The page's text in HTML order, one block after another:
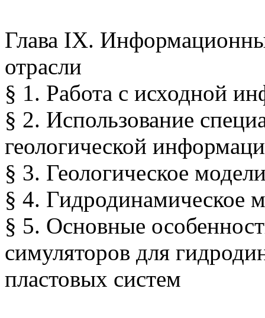
Глава IX.
отрасли
§ 1. Работа с исходной
§ 2. Использование
геологической
§ 3. Геологическое
§ 4. Гидродинамическое
§ 5. Основные
симуляторов для
пластовых систем